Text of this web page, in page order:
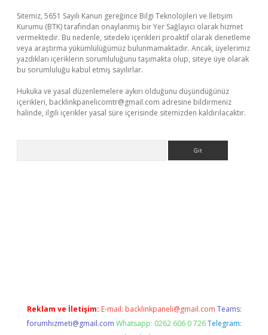
Sitemiz, 5651 Sayılı Kanun gereğince Bilgi Teknolojileri ve İletişim
Kurumu (BTK) tarafından onaylanmış bir Yer Sağlayıcı olarak hizmet
vermektedir. Bu nedenle, sitedeki içerikleri proaktif olarak denetleme
veya araştırma yükümlülüğümüz bulunmamaktadır. Ancak, üyelerimiz
yazdıkları içeriklerin sorumluluğunu taşımakta olup, siteye üye olarak
bu sorumluluğu kabul etmiş sayılırlar.
Hukuka ve yasal düzenlemelere aykırı olduğunu düşündüğünüz
içerikleri, backlinkpanelicomtr@gmail.com adresine bildirmeniz
halinde, ilgili içerikler yasal süre içerisinde sitemizden kaldırılacaktır.
Reklam ve İletişim: E-mail: backlinkpaneli@gmail.com Teams:
forumhizmeti@gmail.com Whatsapp: 0262 606 0 726 Telegram: